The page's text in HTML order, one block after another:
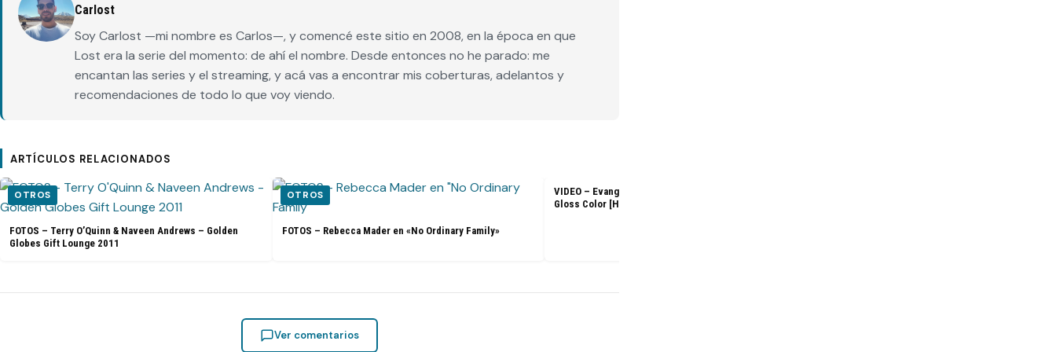
Carlost
Soy Carlost —mi nombre es Carlos—, y comencé este sitio en 2008, en la época en que
Lost era la serie del momento: de ahí el nombre. Desde entonces no he parado: me
encantan las series y el streaming, y acá vas a encontrar mis coberturas, adelantos y
recomendaciones de todo lo que voy viendo.
ARTÍCULOS RELACIONADOS
OTROS
FOTOS – Terry O’Quinn & Naveen Andrews – Golden
Globes Gift Lounge 2011
OTROS
FOTOS – Rebecca Mader en «No Ordinary Family»
VIDEO – Evangeline Lilly – L’Oreal Healthy Look Creme
Gloss Color [HD]
Ver comentarios